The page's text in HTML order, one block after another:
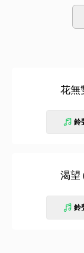
撼的樂團音調，
〈渴望〉則是一
花無
鈴
渴望
鈴